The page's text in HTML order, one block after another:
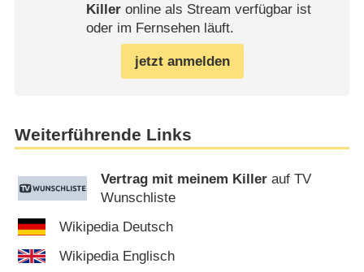
Killeronline als Stream verfügbar ist
oder im Fernsehen läuft.
jetzt anmelden
Weiterführende Links
Vertrag mit meinem Killer auf TV
Wunschliste
Wikipedia Deutsch
Wikipedia Englisch